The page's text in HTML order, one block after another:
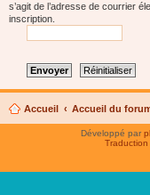
s’agit de l’adresse de courrier
inscription.
Accueil Accueil du
Développé par
Traduction